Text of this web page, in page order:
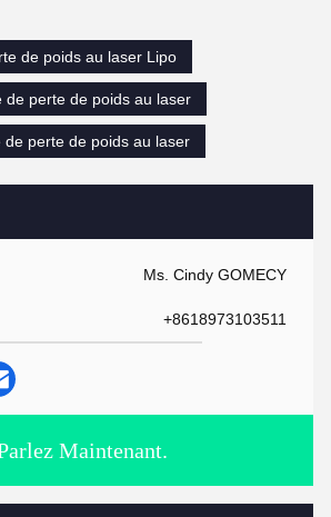
Ms. Cindy GOMECY
+8618973103511
Maintenant.
de poids au laser Lipo
de perte de poids au laser
de perte de poids au laser